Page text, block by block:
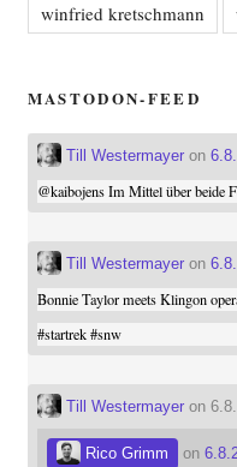
winfried kretschmann
MASTODON-FEED
Till Westermayeron
@kaibojensIm Mittel über beide
Till Westermayeron
Bonnie Taylor meets Klingon
#startrek #snw
Till Westermayeron
Rico Grimm on